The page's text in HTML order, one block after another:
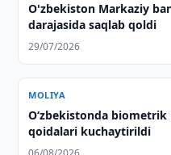
O'zbekiston Markaziy
darajasida saqlab qoldi
29/07/2026
MOLIYA
O‘zbekistonda
qoidalari kuchaytirildi